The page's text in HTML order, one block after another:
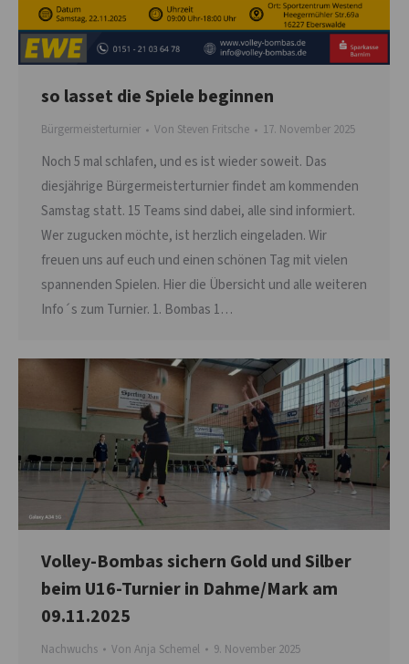
so lasset die Spiele beginnen
Bürgermeisterturnier Von Steven Fritsche 17. November 2025
Noch 5 mal schlafen, und es ist wieder soweit. Das
diesjährige Bürgermeisterturnier findet am kommenden
Samstag statt. 15 Teams sind dabei, alle sind informiert.
Wer zugucken möchte, ist herzlich eingeladen. Wir
freuen uns auf euch und einen schönen Tag mit vielen
spannenden Spielen. Hier die Übersicht und alle weiteren
Info´s zum Turnier. 1. Bombas 1…
Volley-Bombas sichern Gold und Silber
beim U16-Turnier in Dahme/Mark am
09.11.2025
Nachwuchs Von Anja Schemel 9. November 2025